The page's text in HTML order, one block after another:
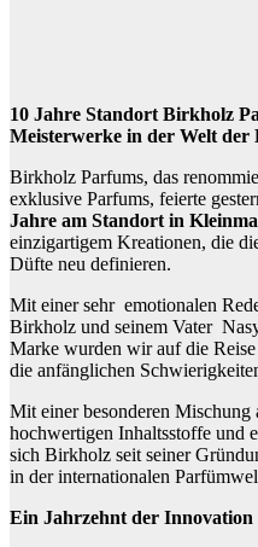
10 Jahre Standort Birkholz
Meisterwerke in der Welt der
Birkholz Parfums, das
exklusive Parfums, feierte
Jahre am Standort in
einzigartigem Kreationen, die
Düfte neu definieren.
Mit einer sehr emotionalen
Birkholz und seinem Vater
Marke wurden wir auf die
die anfänglichen
Mit einer besonderen
hochwertigen Inhaltsstoffe und
sich Birkholz seit seiner
in der internationalen
Ein Jahrzehnt der Innovation